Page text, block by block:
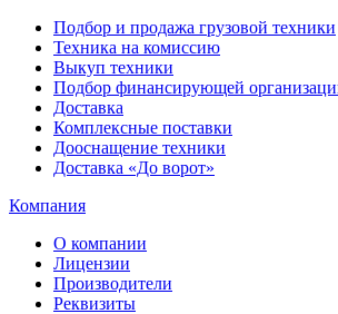
Подбор и продажа грузовой техники
Техника на комиссию
Выкуп техники
Подбор финансирующей
Доставка
Комплексные поставки
Дооснащение техники
Доставка «До ворот»
Компания
О компании
Лицензии
Производители
Реквизиты